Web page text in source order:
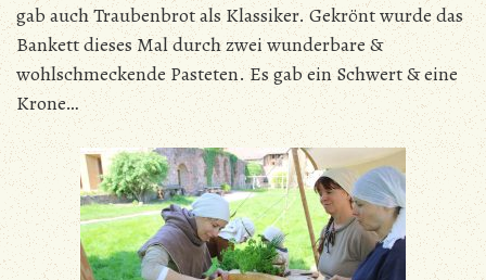
gab auch Traubenbrot als Klassiker. Gekrönt wurde das
Bankett dieses Mal durch zwei wunderbare &
wohlschmeckende Pasteten. Es gab ein Schwert & eine
Krone…